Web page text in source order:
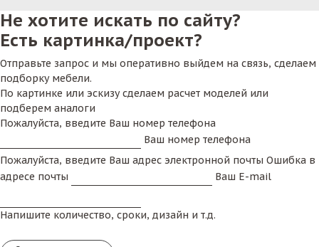
Не хотите искать по сайту?
Есть картинка/проект?
Отправьте запрос и мы оперативно выйдем на связь, сделаем
подборку мебели.
По картинке или эскизу сделаем расчет моделей или
подберем аналоги
Пожалуйста, введите Ваш номер телефона
Ваш номер телефона
Пожалуйста, введите Ваш адрес электронной почты Ошибка в
адресе почты
Ваш E-mail
Напишите количество, сроки, дизайн и т.д.